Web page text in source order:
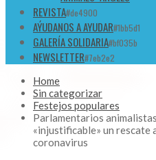
REVISTA#de4900
AÝUDANOS A AYUDAR#1bb5d1
GALERÍA SOLIDARIA#bf035b
NEWSLETTER#7eb2e2
Home
Sin categorizar
Festejos populares
Parlamentarios
«injustificable» un rescate
coronavirus